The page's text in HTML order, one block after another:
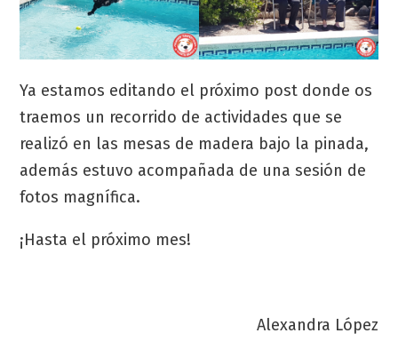
Ya estamos editando el próximo post donde os
traemos un recorrido de actividades que se
realizó en las mesas de madera bajo la pinada,
además estuvo acompañada de una sesión de
fotos magnífica.
¡Hasta el próximo mes!
Alexandra López